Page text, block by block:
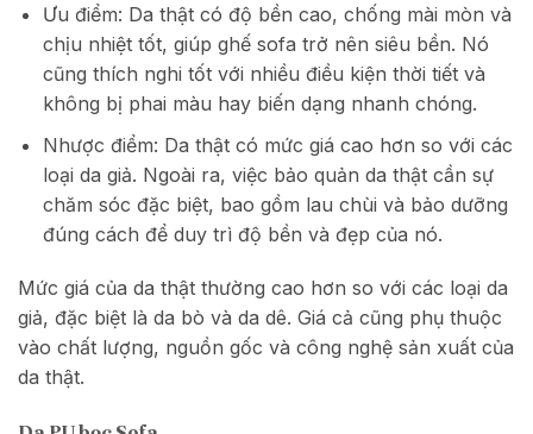
Ưu điểm: Da thật có độ bền cao, chống mài mòn và
chịu nhiệt tốt, giúp ghế sofa trở nên siêu bền. Nó
cũng thích nghi tốt với nhiều điều kiện thời tiết và
không bị phai màu hay biến dạng nhanh chóng.
Nhược điểm: Da thật có mức giá cao hơn so với các
loại da giả. Ngoài ra, việc bảo quản da thật cần sự
chăm sóc đặc biệt, bao gồm lau chùi và bảo dưỡng
đúng cách để duy trì độ bền và đẹp của nó.
Mức giá của da thật thường cao hơn so với các loại da
giả, đặc biệt là da bò và da dê. Giá cả cũng phụ thuộc
vào chất lượng, nguồn gốc và công nghệ sản xuất của
da thật.